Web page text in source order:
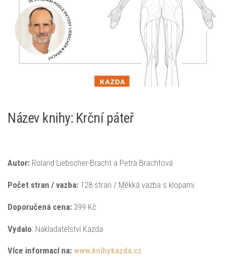
Název knihy: Krční páteř
Autor: Roland Liebscher-Bracht a Petra Brachtová
Počet stran / vazba: 128 stran / Měkká vazba s klopami
Doporučená cena: 399 Kč
Vydalo: Nakladatelství Kazda
Více informací na: www.knihykazda.cz